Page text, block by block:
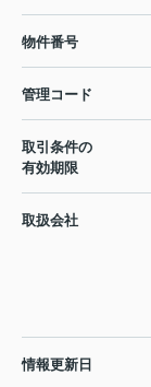
物件番号
管理コード
取引条件の
有効期限
取扱会社
情報更新日